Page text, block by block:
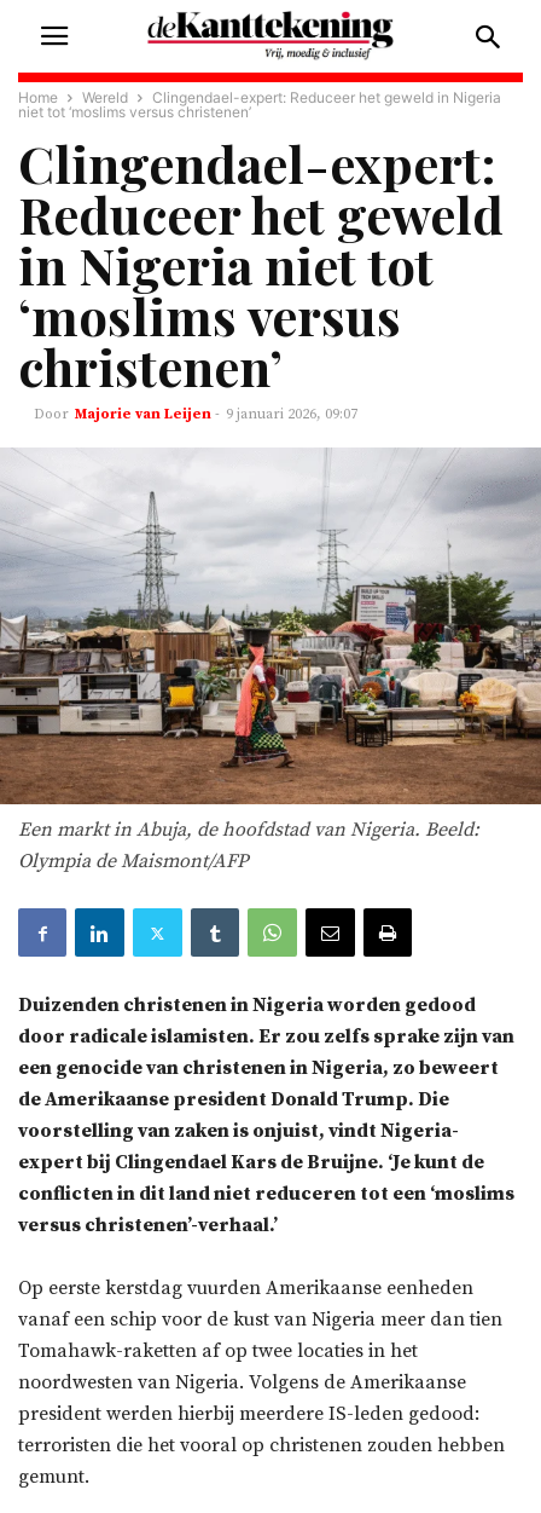
Home Wereld
Clingendael-expert: Reduceer het geweld in Nigeria
niet tot ‘moslims versus christenen’
Clingendael-expert:
Reduceer het geweld
in Nigeria niet tot
‘moslims versus
christenen’
Majorie van Leijen - 9 januari 2026, 09:07
Een markt in Abuja, de hoofdstad van Nigeria. Beeld:
Olympia de Maismont/AFP
Duizenden christenen in Nigeria worden gedood
door radicale islamisten. Er zou zelfs sprake zijn van
een genocide van christenen in Nigeria, zo beweert
de Amerikaanse president Donald Trump. Die
voorstelling van zaken is onjuist, vindt Nigeria-
expert bij Clingendael Kars de Bruijne. ‘Je kunt de
conflicten in dit land niet reduceren tot een ‘moslims
versus christenen’-verhaal.’
Op eerste kerstdag vuurden Amerikaanse eenheden
vanaf een schip voor de kust van Nigeria meer dan tien
Tomahawk-raketten af op twee locaties in het
noordwesten van Nigeria. Volgens de Amerikaanse
president werden hierbij meerdere IS-leden gedood:
terroristen die het vooral op christenen zouden hebben
gemunt.